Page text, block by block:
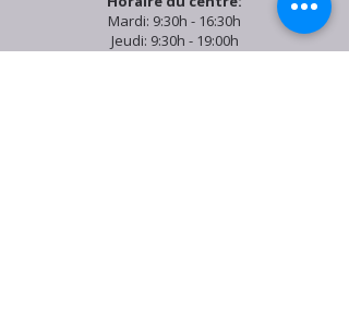
Mardi: 9:30h - 16:30h
Jeudi: 9:30h - 19:00h